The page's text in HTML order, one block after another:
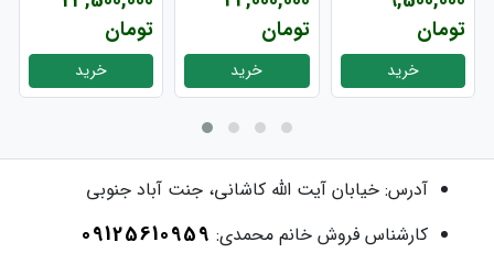
تومان
خرید
تومان
خرید
تومان
خرید
آدرس: خیابان آیت الله کاشانی، جنت آباد جنوبی
کارشناس فروش خانم محمدی: 09125610959